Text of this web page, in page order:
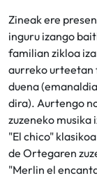
Zineak ere
inguru izango
familian zikloa
aurreko urteetan
duena
dira). Aurtengo
zuzeneko musika
"El chico"
de Ortegaren
"Merlin el